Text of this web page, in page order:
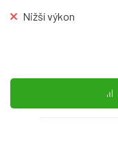
Nižší výkon